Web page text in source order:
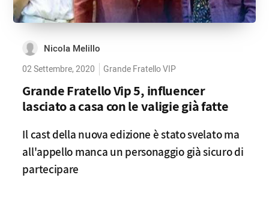
Nicola Melillo
02 Settembre, 2020 Grande Fratello VIP
Grande Fratello Vip 5, influencer
lasciato a casa con le valigie già fatte
Il cast della nuova edizione è stato svelato ma
all'appello manca un personaggio già sicuro di
partecipare